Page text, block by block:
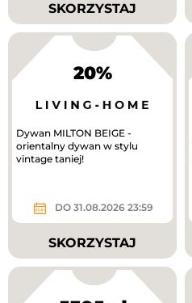
SKORZYSTAJ
20%
Dywan MILTON BEIGE -
orientalny dywan w stylu
vintage taniej!
DO 31.08.2026 23:59
SKORZYSTAJ